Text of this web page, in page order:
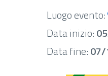
Luogo evento:
Data inizio:
Data fine: 07/